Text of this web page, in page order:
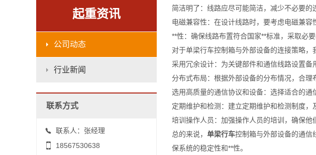
起重资讯
公司动态
行业新闻
联系方式
联系人：张经理
18567530638
简洁明了：线路应尽可能简洁，减少不必要的
电磁兼容性：在设计线路时，要考虑电磁兼容
**性：确保线路布置符合国家**标准，采取必
对于单梁行车控制箱与外部设备的连接策略，
采用冗余设计：为关键部件和通信线路设置备
分布式布局：根据外部设备的分布情况，合理
选用高质量的通信协议和设备：选择适合的通
定期维护和检测：建立定期维护和检测制度，
培训操作人员：加强操作人员的培训，确保他
总的来说， 单梁行车控制箱与外部设备的通信
保系统的稳定性和**性。